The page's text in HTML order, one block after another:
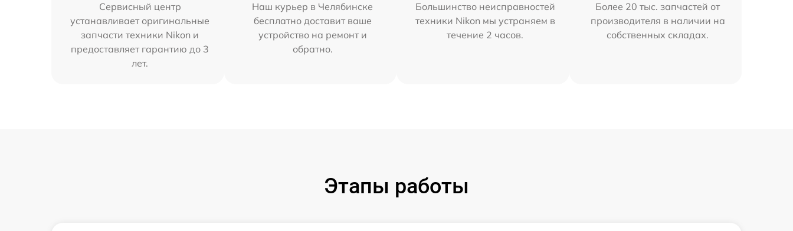
Сервисный центр
устанавливает оригинальные
запчасти техники Nikon и
предоставляет гарантию до 3
лет.
Наш курьер в Челябинске
бесплатно доставит ваше
устройство на ремонт и
обратно.
Большинство неисправностей
техники Nikon мы устраняем в
течение 2 часов.
Более 20 тыс. запчастей от
производителя в наличии на
собственных складах.
Этапы работы